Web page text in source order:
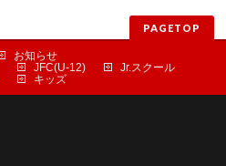
PAGETOP
お知らせ
JFC(U-12)
Jr.スクール
キッズ